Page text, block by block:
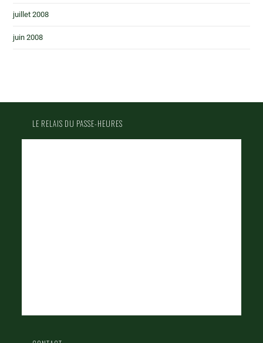
juillet 2008
juin 2008
LE RELAIS DU PASSE-HEURES